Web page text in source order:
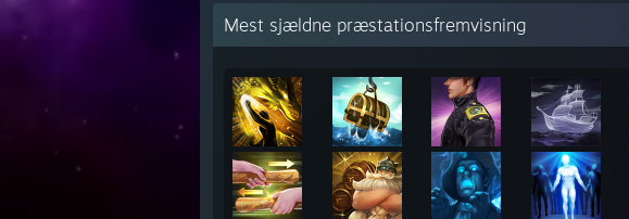
Mest sjældne præstationsfremvisning